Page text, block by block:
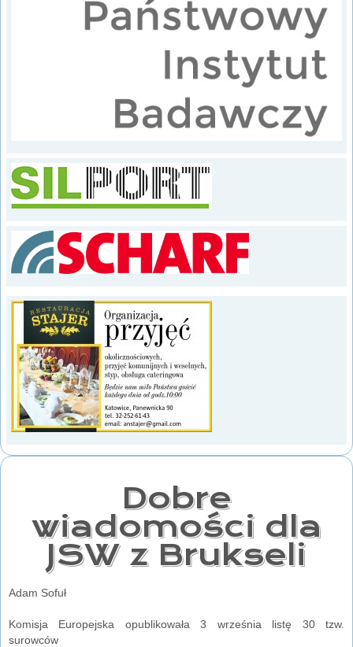
Dobre
wiadomości dla
JSW z Brukseli
Adam Sofuł
Komisja Europejska opublikowała 3 września listę 30 tzw.
surowców